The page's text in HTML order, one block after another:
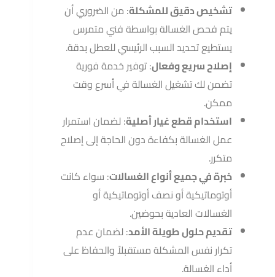
تشخيص دقيق للمشكلة: من الضروري أن
يتم فحص الغسالة بواسطة فني متمرس
يستطيع تحديد السبب الرئيسي للعطل بدقة.
إصلاح سريع وفعال: توفير خدمة فورية
تضمن لك تشغيل الغسالة في أسرع وقت
ممكن.
استخدام قطع غيار أصلية: لضمان استمرار
عمل الغسالة بكفاءة دون الحاجة إلى إصلاح
متكرر.
خبرة في جميع أنواع الغسالات: سواء كانت
أوتوماتيكية أو نصف أوتوماتيكية أو
الغسالات العادية بحوضين.
تقديم حلول طويلة الأمد: لضمان عدم
تكرار نفس المشكلة مستقبلاً والحفاظ على
أداء الغسالة.